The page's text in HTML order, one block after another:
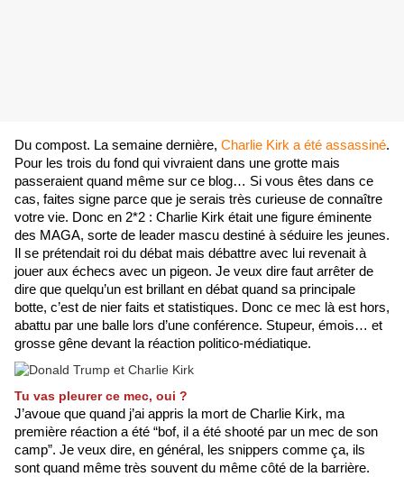
Du compost. La semaine dernière, Charlie Kirk a été assassiné.
Pour les trois du fond qui vivraient dans une grotte mais
passeraient quand même sur ce blog… Si vous êtes dans ce
cas, faites signe parce que je serais très curieuse de connaître
votre vie. Donc en 2*2 : Charlie Kirk était une figure éminente
des MAGA, sorte de leader mascu destiné à séduire les jeunes.
Il se prétendait roi du débat mais débattre avec lui revenait à
jouer aux échecs avec un pigeon. Je veux dire faut arrêter de
dire que quelqu’un est brillant en débat quand sa principale
botte, c’est de nier faits et statistiques. Donc ce mec là est hors,
abattu par une balle lors d’une conférence. Stupeur, émois… et
grosse gêne devant la réaction politico-médiatique.
Tu vas pleurer ce mec, oui ?
J’avoue que quand j’ai appris la mort de Charlie Kirk, ma
première réaction a été “bof, il a été shooté par un mec de son
camp”. Je veux dire, en général, les snippers comme ça, ils
sont quand même très souvent du même côté de la barrière.